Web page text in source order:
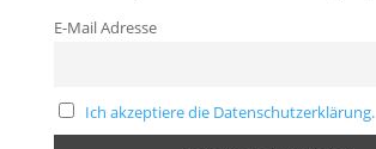
E-Mail Adresse
Ich akzeptiere die Datenschutzerklärung.